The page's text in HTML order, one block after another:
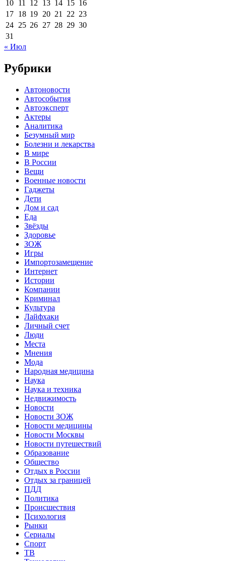
10 11 12 13 14 15 16
17 18 19 20 21 22 23
24 25 26 27 28 29 30
31
« Июл
Рубрики
Автоновости
Автособытия
Автоэксперт
Актеры
Аналитика
Безумный мир
Болезни и лекарства
В мире
В России
Вещи
Военные новости
Гаджеты
Дети
Дом и сад
Еда
Звёзды
Здоровье
ЗОЖ
Игры
Импортозамещение
Интернет
Истории
Компании
Криминал
Культура
Лайфхаки
Личный счет
Люди
Места
Мнения
Мода
Народная медицина
Наука
Наука и техника
Недвижимость
Новости
Новости ЗОЖ
Новости медицины
Новости Москвы
Новости путешествий
Образование
Общество
Отдых в России
Отдых за границей
ПДД
Политика
Происшествия
Психология
Рынки
Сериалы
Спорт
ТВ